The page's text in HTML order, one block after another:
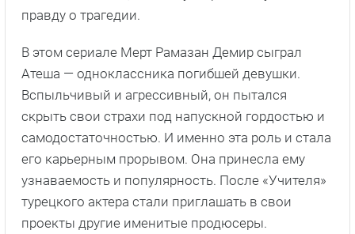
правду о трагедии.
В этом сериале Мерт Рамазан Демир сыграл
Атеша — одноклассника погибшей девушки.
Вспыльчивый и агрессивный, он пытался
скрыть свои страхи под напускной гордостью и
самодостаточностью. И именно эта роль и стала
его карьерным прорывом. Она принесла ему
узнаваемость и популярность. После «Учителя»
турецкого актера стали приглашать в свои
проекты другие именитые продюсеры.